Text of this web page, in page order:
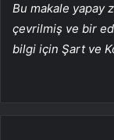
Bu makale yapay
çevrilmiş ve bir
bilgi için Şart ve